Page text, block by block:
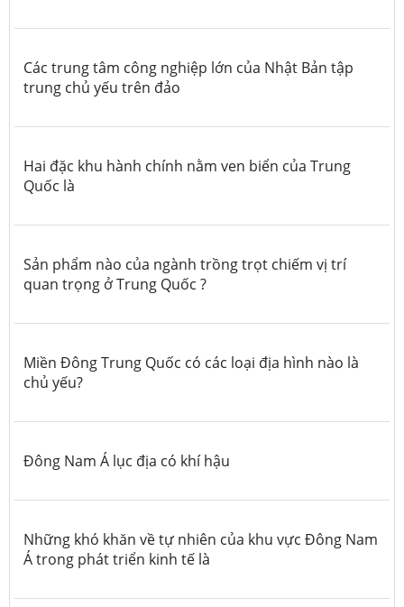
Các trung tâm công nghiệp lớn của Nhật Bản tập
trung chủ yếu trên đảo
Hai đặc khu hành chính nằm ven biển của Trung
Quốc là
Sản phẩm nào của ngành trồng trọt chiếm vị trí
quan trọng ở Trung Quốc ?
Miền Đông Trung Quốc có các loại địa hình nào là
chủ yếu?
Đông Nam Á lục địa có khí hậu
Những khó khăn về tự nhiên của khu vực Đông Nam
Á trong phát triển kinh tế là